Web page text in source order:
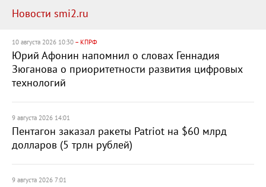
Новости smi2.ru
10 августа 2026 10:30 – КПРФ
Юрий Афонин напомнил о словах Геннадия
Зюганова о приоритетности развития цифровых
технологий
9 августа 2026 14:01
Пентагон заказал ракеты Patriot на $60 млрд
долларов (5 трлн рублей)
9 августа 2026 7:01